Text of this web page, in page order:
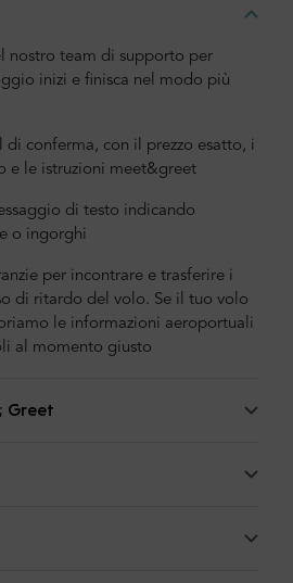
nostro team di supporto per
inizi e finisca nel modo più
di conferma, con il prezzo esatto, i
e le istruzioni meet&greet
di testo indicando
o ingorghi
per incontrare e trasferire i
di ritardo del volo. Se il tuo volo
le informazioni aeroportuali
al momento giusto
Greet